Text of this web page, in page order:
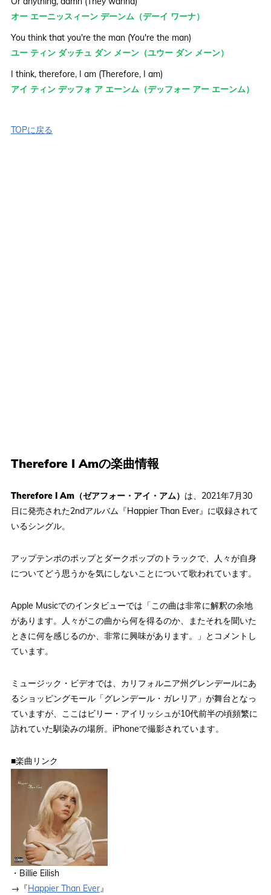
オー エーニッスィーン デーンム（デーイ ワーナ）
You think that you're the man (You're the man)
ユー ティン ダッチュ ダン メーン（ユウー ダン メーン）
I think, therefore, I am (Therefore, I am)
アイ ティン デッフォ ア エーンム（デッフォー アー エーンム）
TOPに戻る
Therefore I Amの楽曲情報
Therefore I Am（ゼアフォー・アイ・アム） は、2021年7月30
日に発売された2ndアルバム『Happier Than Ever』に収録されて
いるシングル。
アップテンポのポップとダークポップのトラックで、人々が自身
についてどう思うかを気にしないことについて歌われています。
Apple Musicでのインタビューでは「この曲は非常に解釈の余地
があります。人々がこの曲から何を得るのか、またそれを聞いた
ときに何を感じるのか、非常に興味があります。」とコメントし
ています。
ミュージック・ビデオでは、カリフォルニア州グレンデールにあ
るショッピングモール「グレンデール・ガレリア」が舞台となっ
ていますが、ここはビリー・アイリッシュが10代前半の頃頻繁に
訪れていた馴染みの場所。iPhoneで撮影されています。
■楽曲リンク
・Billie Eilish
→『Happier Than Ever』